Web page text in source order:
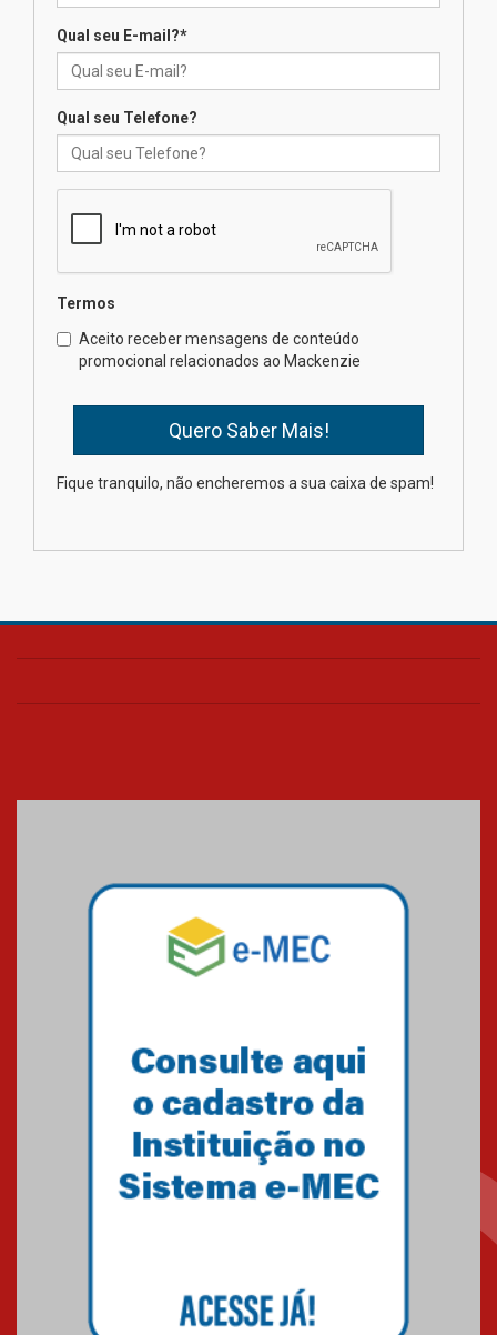
das novas tecnologias em
calouros do segundo semestre
04.08.2026
Brasília prepara seus
estudantes para o PAS antes
mesmo do Ensino Médio
na educação dos filhos além da
Qual seu E-mail?*
Qual seu Telefone?
Termos
Aceito receber mensagens de conteúdo
promocional relacionados ao Mackenzie
Fique tranquilo, não encheremos a sua caixa de spam!